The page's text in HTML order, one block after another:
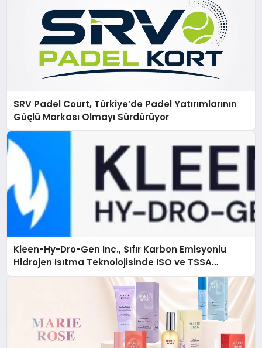
SRV Padel Court, Türkiye’de Padel Yatırımlarının
Güçlü Markası Olmayı Sürdürüyor
Kleen-Hy-Dro-Gen Inc., Sıfır Karbon Emisyonlu
Hidrojen Isıtma Teknolojisinde ISO ve TSSA
Düzenleyici Onaylarını Aldı